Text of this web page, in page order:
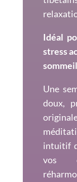
Idéal
stress
Une
doux,
intuitif
vos